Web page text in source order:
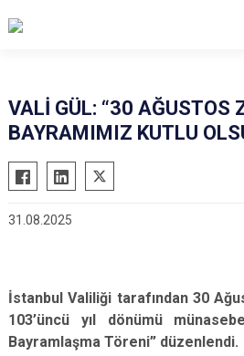
VALİ GÜL: “30 AĞUSTOS
BAYRAMIMIZ KUTLU
31.08.2025
İstanbul Valiliği tarafından 30
103’üncü yıl dönümü
Bayramlaşma Töreni” düzenlendi.